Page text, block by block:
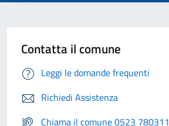
Contatta il comune
Leggi le domande frequenti
Richiedi Assistenza
Chiama il comune 0523 780311